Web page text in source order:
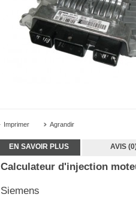
Imprimer Agrandir
EN SAVOIR PLUS AVIS
Calculateur d'injection
Siemens